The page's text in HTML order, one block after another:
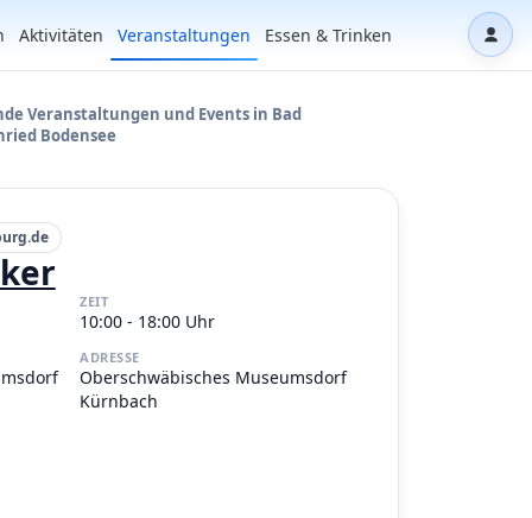
Aktivitäten Veranstaltungen Essen & Trinken
Veranstaltungen und Events in Bad
Bodensee
ZEIT
10:00 - 18:00 Uhr
ADRESSE
Oberschwäbisches Museumsdorf
Kürnbach